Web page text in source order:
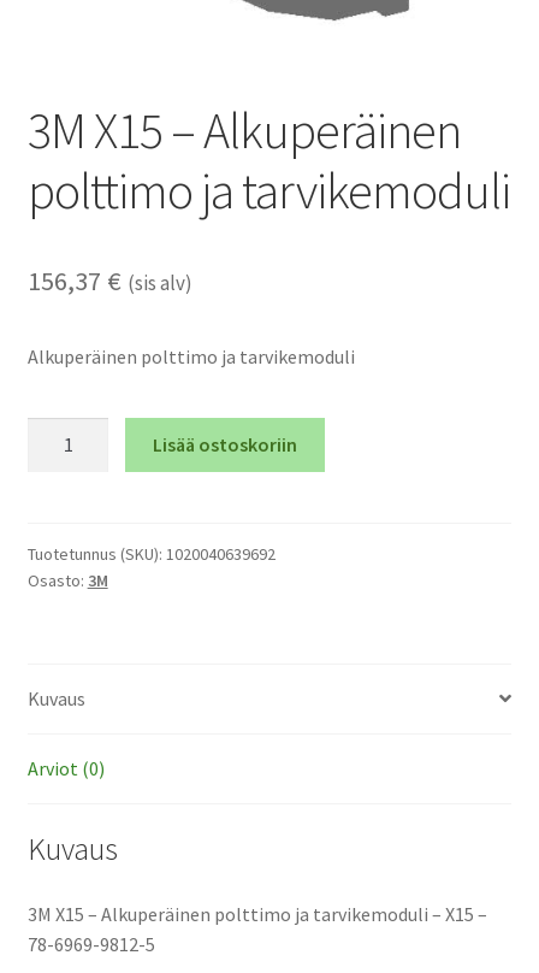
3M X15 – Alkuperäinen
polttimo ja tarvikemoduli
156,37 € (sis alv)
Alkuperäinen polttimo ja tarvikemoduli
polttimo
ja
Lisää ostoskoriin
Tuotetunnus (SKU): 1020040639692
Osasto: 3M
Kuvaus
Arviot (0)
Kuvaus
3M X15 – Alkuperäinen polttimo ja tarvikemoduli – X15 –
78-6969-9812-5